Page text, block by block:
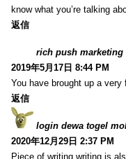
know what you’re talking
返信
rich push
2019年5月17日 8:44 PM
You have brought up a
返信
login dewa togel
2020年12月29日 2:37 PM
Piece of writing writing is